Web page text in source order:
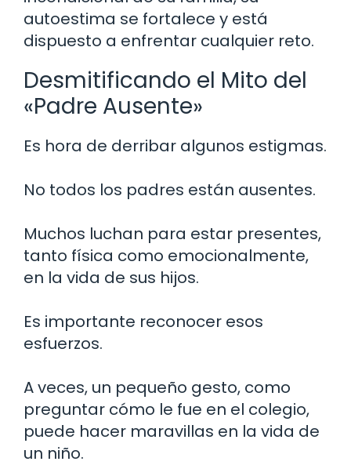
autoestima se fortalece y está
dispuesto a enfrentar cualquier reto.
Desmitificando el Mito del
«Padre Ausente»
Es hora de derribar algunos estigmas.
No todos los padres están ausentes.
Muchos luchan para estar presentes,
tanto física como emocionalmente,
en la vida de sus hijos.
Es importante reconocer esos
esfuerzos.
A veces, un pequeño gesto, como
preguntar cómo le fue en el colegio,
puede hacer maravillas en la vida de
un niño.